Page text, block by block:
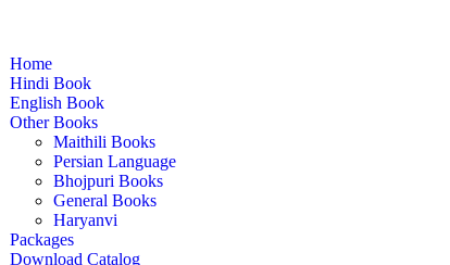
Home
Hindi Book
English Book
Other Books
Maithili Books
Persian Language
Bhojpuri Books
General Books
Haryanvi
Packages
Download Catalog